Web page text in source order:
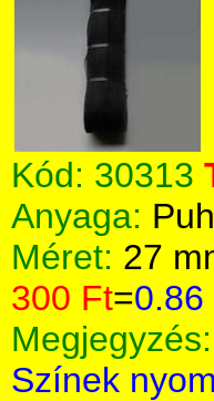
Kód: 30313
Anyaga:
Méret: 27
300 Ft=0.86
Megjegyzés:
Színek